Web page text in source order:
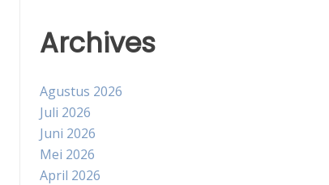
Archives
Agustus 2026
Juli 2026
Juni 2026
Mei 2026
April 2026